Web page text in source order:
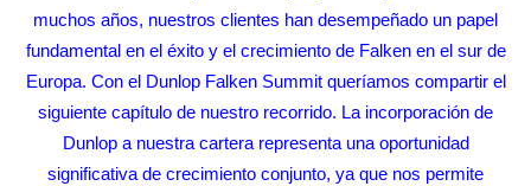
muchos años, nuestros clientes han desempeñado un papel
fundamental en el éxito y el crecimiento de Falken en el sur de
Europa. Con el Dunlop Falken Summit queríamos compartir el
siguiente capítulo de nuestro recorrido. La incorporación de
Dunlop a nuestra cartera representa una oportunidad
significativa de crecimiento conjunto, ya que nos permite